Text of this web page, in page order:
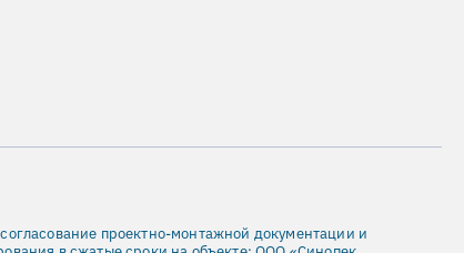
проектно-монтажной документации и